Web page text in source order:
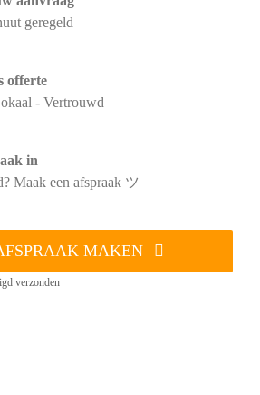
geregeld
offerte
- Vertrouwd
in
Maak een afspraak ツ
MAKEN
verzonden